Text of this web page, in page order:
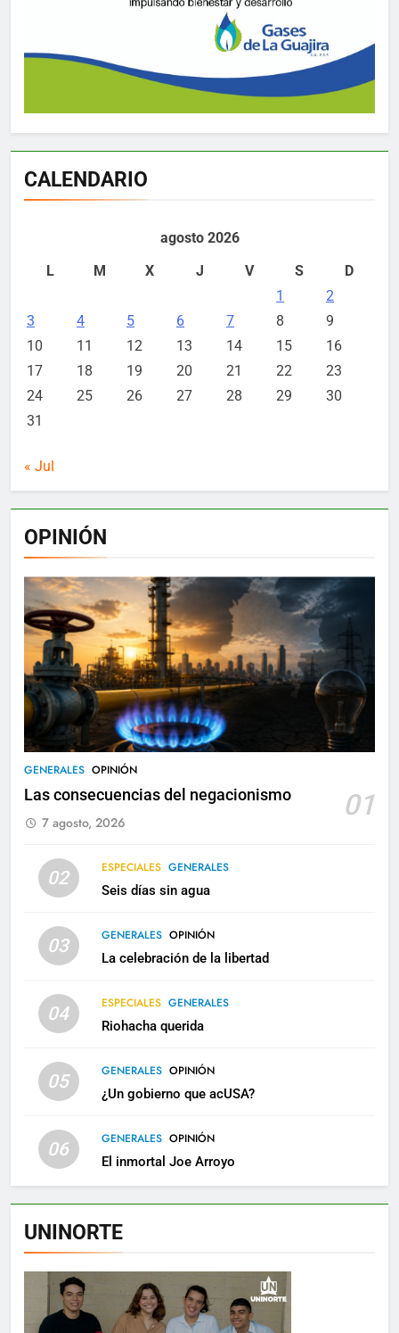
CALENDARIO
agosto 2026
L
M X J V S
D
1
2
3
4 5 6 7 8
9
10
11 12 13 14 15
16
17
18 19 20 21 22
23
24
25 26 27 28 29
30
31
« Jul
OPINIÓN
GENERALES OPINIÓN
Las consecuencias del negacionismo 01
7 agosto, 2026
02 ESPECIALES GENERALES
Seis días sin agua
03 GENERALES OPINIÓN
La celebración de la libertad
04 ESPECIALES GENERALES
Riohacha querida
05 GENERALES OPINIÓN
¿Un gobierno que acUSA?
06 GENERALES OPINIÓN
El inmortal Joe Arroyo
UNINORTE